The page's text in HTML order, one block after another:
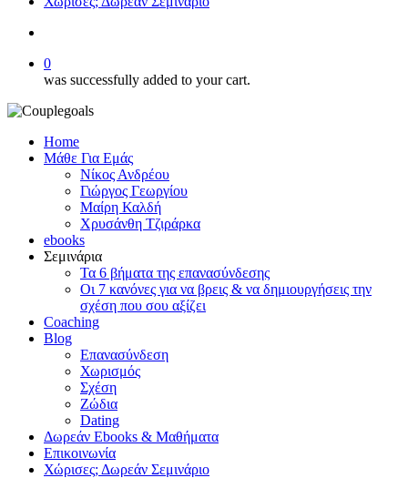
0
was successfully added to your cart.
Home
Μάθε Για Εμάς
Νίκος Ανδρέου
Γιώργος Γεωργίου
Μαίρη Καλδή
Χρυσάνθη Τζιράρκα
ebooks
Σεμινάρια
Τα 6 βήματα της επανασύνδεσης
Οι 7 κανόνες για να βρεις & να δημιουργήσεις την
σχέση που σου αξίζει
Coaching
Blog
Επανασύνδεση
Χωρισμός
Σχέση
Ζώδια
Dating
Δωρεάν Ebooks & Μαθήματα
Επικοινωνία
Χώρισες; Δωρεάν Σεμινάριο